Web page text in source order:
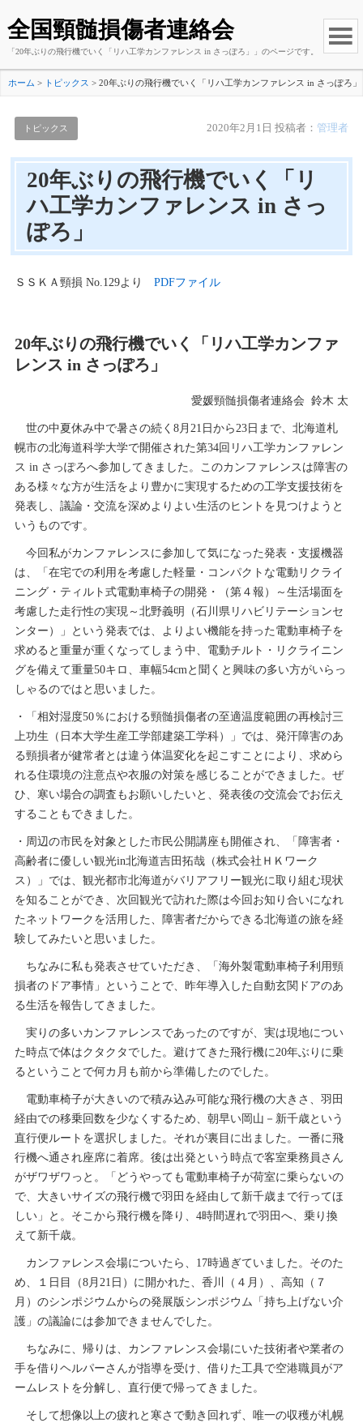
全国頸髄損傷者連絡会
「20年ぶりの飛行機でいく「リハ工学カンファレンス in さっぽろ」」のページです。
ホーム > トピックス > 20年ぶりの飛行機でいく「リハ工学カンファレンス in さっぽろ」
トピックス 2020年2月1日 投稿者：管理者
20年ぶりの飛行機でいく「リ
ハ工学カンファレンス in さっ
ぽろ」
ＳＳＫＡ頸損 No.129より PDFファイル
20年ぶりの飛行機でいく「リハ工学カンファ
レンス in さっぽろ」
愛媛頸髄損傷者連絡会 鈴木 太
世の中夏休み中で暑さの続く8月21日から23日まで、北海道札
幌市の北海道科学大学で開催された第34回リハ工学カンファレン
ス in さっぽろへ参加してきました。このカンファレンスは障害の
ある様々な方が生活をより豊かに実現するための工学支援技術を
発表し、議論・交流を深めよりよい生活のヒントを見つけようと
いうものです。
今回私がカンファレンスに参加して気になった発表・支援機器
は、「在宅での利用を考慮した軽量・コンパクトな電動リクライ
ニング・ティルト式電動車椅子の開発・（第４報）～生活場面を
考慮した走行性の実現～北野義明（石川県リハビリテーションセ
ンター）」という発表では、よりよい機能を持った電動車椅子を
求めると重量が重くなってしまう中、電動チルト・リクライニン
グを備えて重量50キロ、車幅54cmと聞くと興味の多い方がいらっ
しゃるのではと思いました。
・「相対湿度50％における頸髄損傷者の至適温度範囲の再検討三
上功生（日本大学生産工学部建築工学科）」では、発汗障害のあ
る頸損者が健常者とは違う体温変化を起こすことにより、求めら
れる住環境の注意点や衣服の対策を感じることができました。ぜ
ひ、寒い場合の調査もお願いしたいと、発表後の交流会でお伝え
することもできました。
・周辺の市民を対象とした市民公開講座も開催され、「障害者・
高齢者に優しい観光in北海道吉田拓哉（株式会社ＨＫワーク
ス）」では、観光都市北海道がバリアフリー観光に取り組む現状
を知ることができ、次回観光で訪れた際は今回お知り合いになれ
たネットワークを活用した、障害者だからできる北海道の旅を経
験してみたいと思いました。
ちなみに私も発表させていただき、「海外製電動車椅子利用頸
損者のドア事情」ということで、昨年導入した自動玄関ドアのあ
る生活を報告してきました。
実りの多いカンファレンスであったのですが、実は現地につい
た時点で体はクタクタでした。避けてきた飛行機に20年ぶりに乗
るということで何カ月も前から準備したのでした。
電動車椅子が大きいので積み込み可能な飛行機の大きさ、羽田
経由での移乗回数を少なくするため、朝早い岡山－新千歳という
直行便ルートを選択しました。それが裏目に出ました。一番に飛
行機へ通され座席に着席。後は出発という時点で客室乗務員さん
がザワザワっと。「どうやっても電動車椅子が荷室に乗らないの
で、大きいサイズの飛行機で羽田を経由して新千歳まで行ってほ
しい」と。そこから飛行機を降り、4時間遅れで羽田へ、乗り換
えて新千歳。
カンファレンス会場についたら、17時過ぎていました。そのた
め、１日目（8月21日）に開かれた、香川（４月）、高知（７
月）のシンポジウムからの発展版シンポジウム「持ち上げない介
護」の議論には参加できませんでした。
ちなみに、帰りは、カンファレンス会場にいた技術者や業者の
手を借りヘルパーさんが指導を受け、借りた工具で空港職員がア
ームレストを分解し、直行便で帰ってきました。
そして想像以上の疲れと寒さで動き回れず、唯一の収穫が札幌